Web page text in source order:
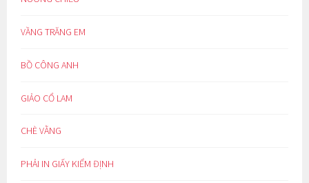
VẦNG TRĂNG EM
BỒ CÔNG ANH
GIẢO CỔ LAM
CHÈ VẰNG
PHẢI IN GIẤY KIỂM ĐỊNH